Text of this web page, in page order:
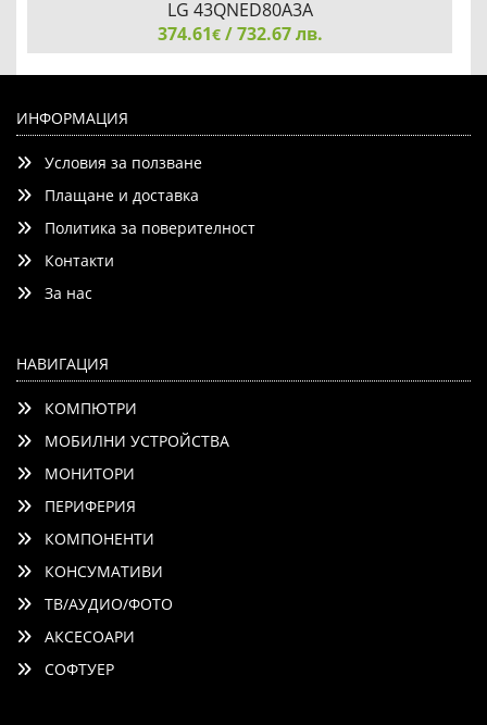
3840x2160, DVB-T2/C/S2, a7 AI Processor, HDR10 / HLG,
webOS 25 ThinQ, VRR / ALLM / HGiG, 4K Upscaling, WiFi 5,
Voice Controll, Bluetooth 5.1, AirPlay 2, LAN, CI, HDMI,
LG 43QNED80A3A
374.61€/ 732.67 лв.
ИНФОРМАЦИЯ
Условия за ползване
Плащане и доставка
Политика за поверителност
Контакти
За нас
НАВИГАЦИЯ
КОМПЮТРИ
МОБИЛНИ УСТРОЙСТВА
МОНИТОРИ
ПЕРИФЕРИЯ
КОМПОНЕНТИ
КОНСУМАТИВИ
ТВ/АУДИО/ФОТО
АКСЕСОАРИ
СОФТУЕР